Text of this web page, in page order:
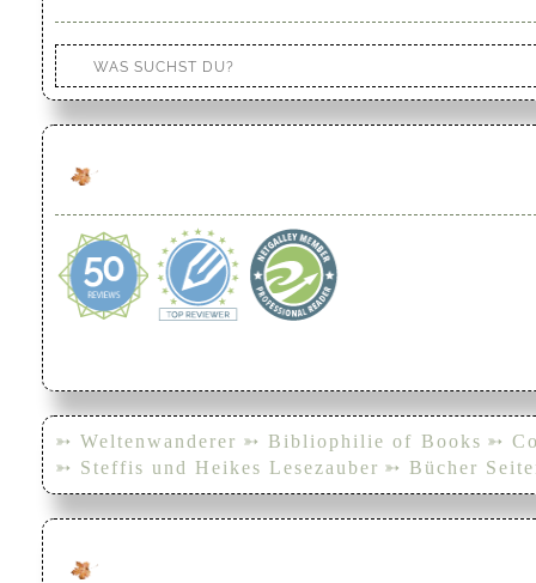
➳ Weltenwanderer ➳ Bibliophilie of Books ➳
➳ Steffis und Heikes Lesezauber ➳ Bücher